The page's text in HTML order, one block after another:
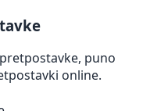
puno
online.